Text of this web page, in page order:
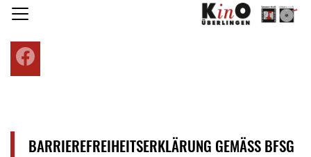
Facebook
BARRIEREFREIHEITSERKLÄRUNG GEMÄSS BFSG F